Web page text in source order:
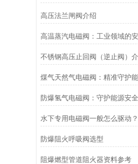
高压法兰闸阀介绍
不锈钢高压止回阀（逆止阀）
水下专用电磁阀一般怎么驱动？
防爆阻火呼吸阀选型
阻爆燃型管道阻火器资料参考